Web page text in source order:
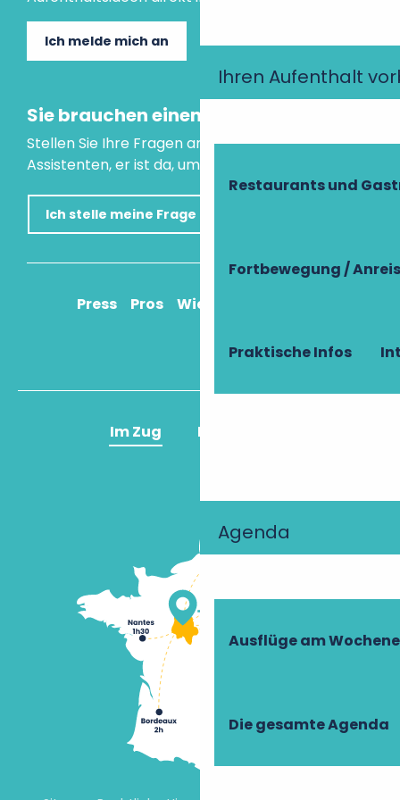
Ihren Aufenthalt
Restaurants und
Fortbewegung /
Praktische Infos
Agenda
Ausflüge am
Die gesamte Agenda
Ich melde mich an
Sie brauchen einen Rat?
Stellen Sie Ihre Fragen an unseren virtuellen
Assistenten, er ist da, um Ihnen zu helfen.
Ich stelle meine Frage
Press Pros Wie komme ich an?
Im Zug Im Flugzeug